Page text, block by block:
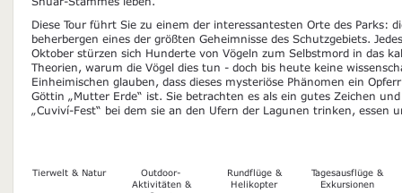
Diese Tour führt Sie zu einem der interessantesten Orte des Parks:
beherbergen eines der größten Geheimnisse des Schutzgebiets.
Oktober stürzen sich Hunderte von Vögeln zum Selbstmord in das
Theorien, warum die Vögel dies tun - doch bis heute keine
Einheimischen glauben, dass dieses mysteriöse Phänomen ein
Göttin „Mutter Erde“ ist. Sie betrachten es als ein gutes Zeichen
„Cuviví-Fest“ bei dem sie an den Ufern der Lagunen trinken, essen
Tierwelt & Natur
Outdoor-
Aktivitäten &
Rundflüge &
Helikopter
Tagesausflüge &
Exkursionen